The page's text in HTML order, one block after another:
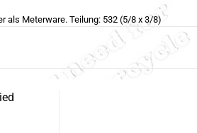
als Meterware. Teilung: 532 (5/8 x 3/8)